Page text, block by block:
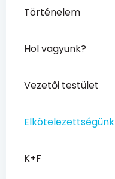
Történelem
Hol vagyunk?
Vezetői testület
Elkötelezettségünk
K+F